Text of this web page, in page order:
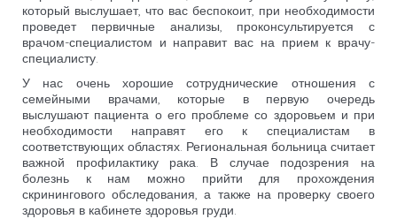
который выслушает, что вас беспокоит, при необходимости
проведет первичные анализы, проконсультируется с
врачом-специалистом и направит вас на прием к врачу-
специалисту.
У нас очень хорошие сотруднические отношения с
семейными врачами, которые в первую очередь
выслушают пациента о его проблеме со здоровьем и при
необходимости направят его к специалистам в
соответствующих областях. Региональная больница считает
важной профилактику рака. В случае подозрения на
болезнь к нам можно прийти для прохождения
скринингового обследования, а также на проверку своего
здоровья в кабинете здоровья груди.